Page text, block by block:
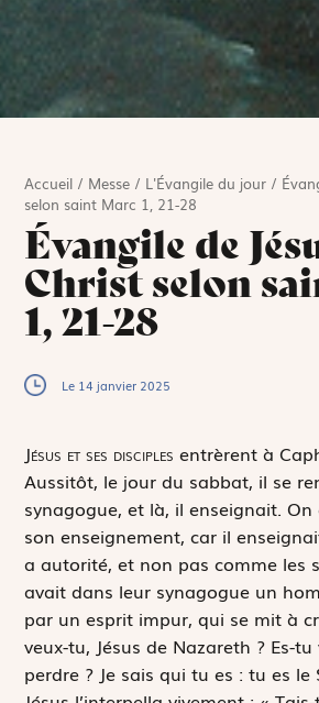
Accueil / Messe / L'Évangile du jour /
selon saint Marc 1, 21-28
Évangile de
Christ selon
1, 21-28
Le 14 janvier 2025
Jésus et ses disciples entrèrent à
Aussitôt, le jour du sabbat, il se
synagogue, et là, il enseignait.
son enseignement, car il
a autorité, et non pas comme les
avait dans leur synagogue un
par un esprit impur, qui se mit à
veux-tu, Jésus de Nazareth ? Es-
perdre ? Je sais qui tu es : tu es le